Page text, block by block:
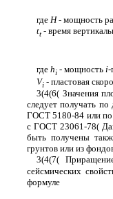
где Н- мощность
tt- время
где hi - мощность i-
Vi - пластовая
3(4(6( Значения
следует получать
ГОСТ 5180-84 или по
с ГОСТ 23061-78(
быть получены
грунтов или из
3(4(7(
сейсмических
формуле